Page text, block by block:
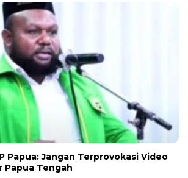
Papua: Jangan Terprovokasi Video
Papua Tengah